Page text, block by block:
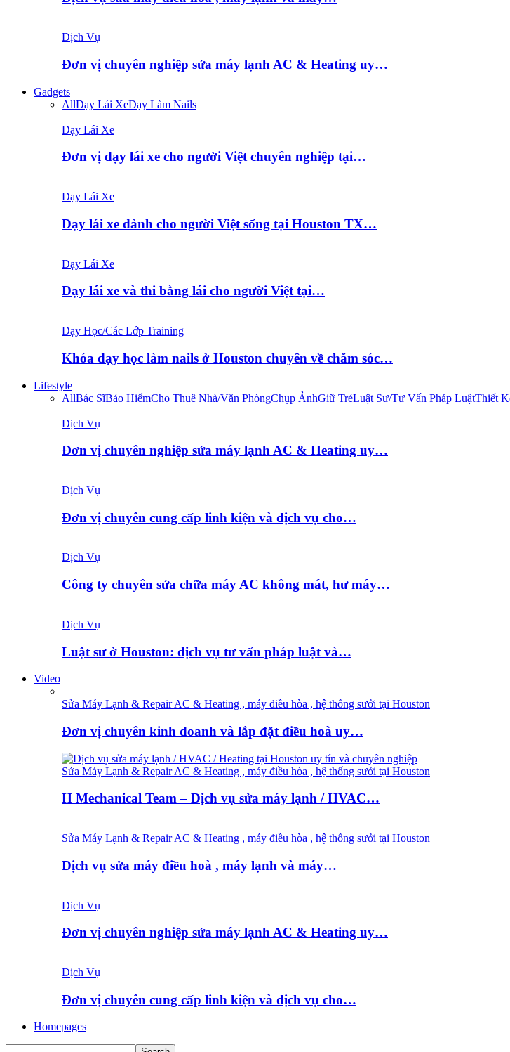
Dịch Vụ
Đơn vị chuyên nghiệp sửa máy lạnh AC & Heating uy…
Gadgets
AllDạy Lái XeDạy Làm Nails
Dạy Lái Xe
Đơn vị dạy lái xe cho người Việt chuyên nghiệp tại…
Dạy Lái Xe
Dạy lái xe dành cho người Việt sống tại Houston TX…
Dạy Lái Xe
Dạy lái xe và thi bằng lái cho người Việt tại…
Dạy Học/Các Lớp Training
Khóa dạy học làm nails ở Houston chuyên về chăm sóc…
Lifestyle
AllBác SĩBảo HiểmCho Thuê Nhà/Văn PhòngChụp ẢnhGiữ TrẻLuật Sư/Tư Vấn Pháp LuậtThiết
Dịch Vụ
Đơn vị chuyên nghiệp sửa máy lạnh AC & Heating uy…
Dịch Vụ
Đơn vị chuyên cung cấp linh kiện và dịch vụ cho…
Dịch Vụ
Công ty chuyên sửa chữa máy AC không mát, hư máy…
Dịch Vụ
Luật sư ở Houston: dịch vụ tư vấn pháp luật và…
Video
Sửa Máy Lạnh & Repair AC & Heating , máy điều hòa , hệ thống sưởi tại Houston
Đơn vị chuyên kinh doanh và lắp đặt điều hoà uy…
Sửa Máy Lạnh & Repair AC & Heating , máy điều hòa , hệ thống sưởi tại Houston
H Mechanical Team – Dịch vụ sửa máy lạnh / HVAC…
Sửa Máy Lạnh & Repair AC & Heating , máy điều hòa , hệ thống sưởi tại Houston
Dịch vụ sửa máy điều hoà , máy lạnh và máy…
Dịch Vụ
Đơn vị chuyên nghiệp sửa máy lạnh AC & Heating uy…
Dịch Vụ
Đơn vị chuyên cung cấp linh kiện và dịch vụ cho…
Homepages